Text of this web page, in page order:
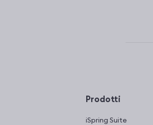
Prodotti
iSpring Suite